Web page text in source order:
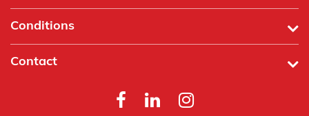
Conditions
Contact